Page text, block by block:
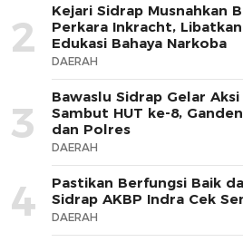
2
Kejari Sidrap Musnahkan
Perkara Inkracht,
Edukasi Bahaya Narkoba
DAERAH
3
Bawaslu Sidrap Gelar
Sambut HUT ke-8,
dan Polres
DAERAH
4
Pastikan Berfungsi Baik
Sidrap AKBP Indra Cek
DAERAH